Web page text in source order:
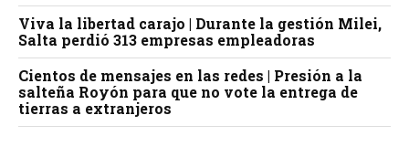
Viva la libertad carajo | Durante la gestión Milei,
Salta perdió 313 empresas empleadoras
Cientos de mensajes en las redes | Presión a la
salteña Royón para que no vote la entrega de
tierras a extranjeros